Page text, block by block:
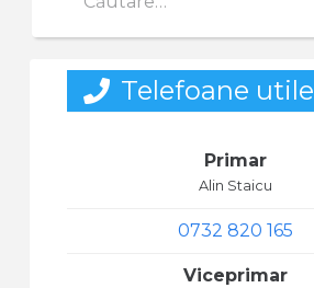
după:
Telefoane utile
Primar
Alin Staicu
0732 820 165
Viceprimar